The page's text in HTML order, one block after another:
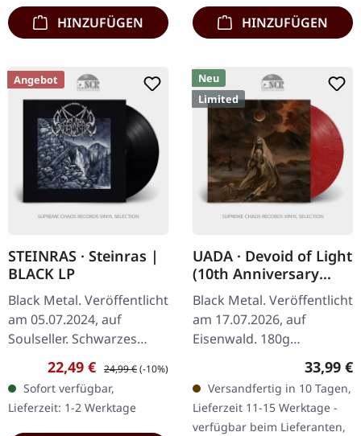
HINZUFÜGEN HINZUFÜGEN
Angebot
STEINRAS · Steinras |
BLACK LP
Black Metal. Veröffentlicht
am 05.07.2024, auf
Soulseller. Schwarzes
Vinyl. SIDE A: En Kald Død
(Ft. Skagg of Deathcult,
Gaahlskagg) Djevelen I…
Verkaufspreis:
22,49 € Regulärer Preis:
24,99 €(-10%)
Sofort verfügbar,
Lieferzeit: 1-2 Werktage
Neu
Limited
UADA · Devoid of Light
(10th Anniversary
Edition) | RED/GOLD
LP
Black Metal. Veröffentlicht
am 17.07.2026, auf
Eisenwald. 180g
Gold/Ruby marmoriertes
Vinyl im Gatefold-Cover
mit UV-Reliefdruck und
Booklet. Bisher…
33,99 €
Versandfertig in 10 Tagen,
Lieferzeit 11-15 Werktage -
verfügbar beim Lieferanten,